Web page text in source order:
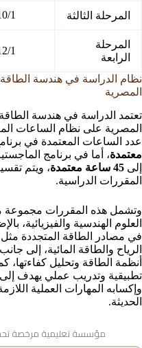
المرحلة الثالثة
المرحلة
الرابعة
نظام الدراسة في هندسة
المصرية
تعتمد الدراسة في هندسة
المصرية على نظام الساعات
عدد الساعات المعتمدة في
معتمدة، أما في برنامج
إلى 45 ساعة معتمدة
، ويتم
المقررات الدراسية.
وتشمل هذه المقررات مجموعة
العلوم الهندسية والفيزيائية،
في مصادر الطاقة المتجددة
الرياح والطاقة المائية، إلى
أنظمة الطاقة وتحليل
تطبيقية وتدريب عملي يهدف
وإكسابه المهارات العملية
الحديثة.
مؤسسة تعليمية مرخصة